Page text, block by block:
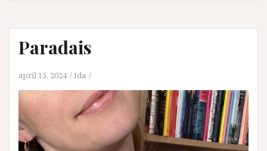
Romantismen,
Romantikken,
National
romantik
Biedermeier-
idyl.”
Paradais
april 15, 2024 Ida